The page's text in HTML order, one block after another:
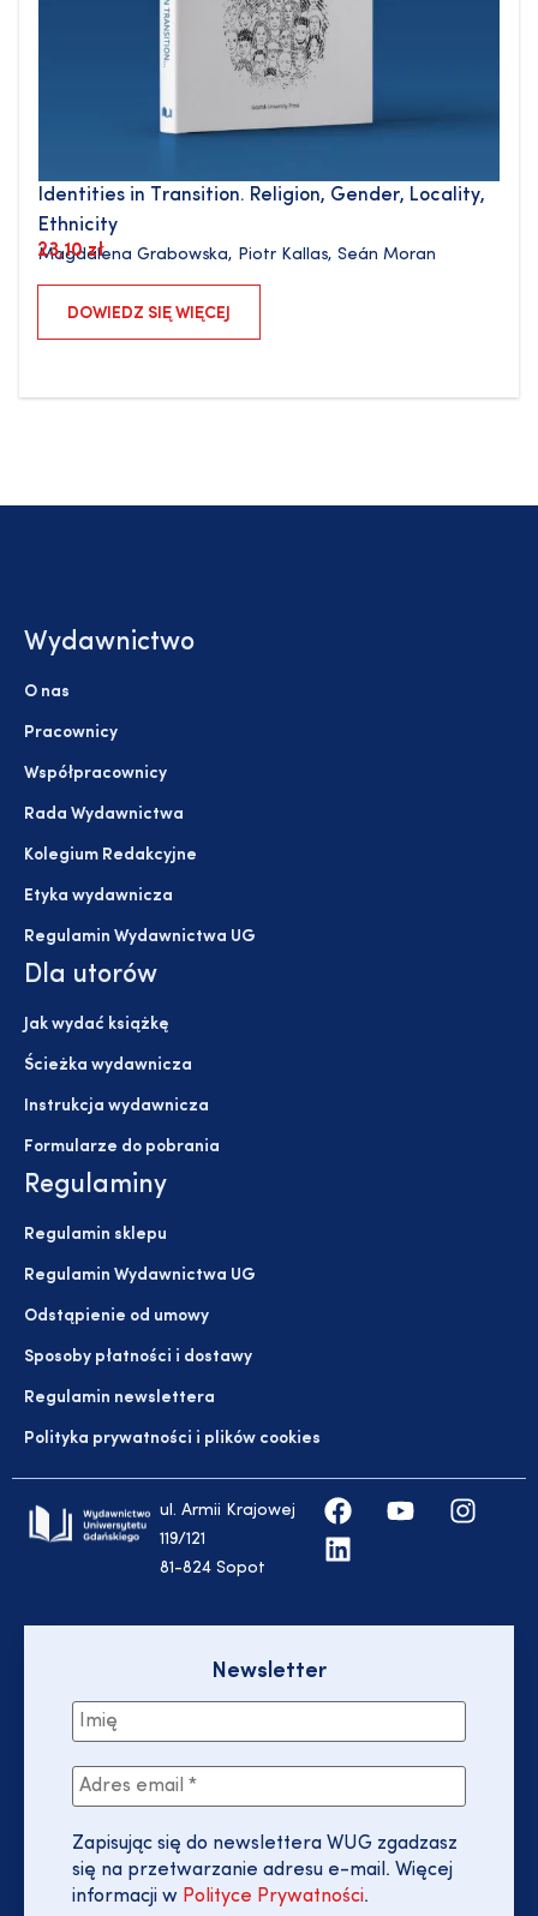
Identities in Transition. Religion, Gender, Locality,
Ethnicity
Magdalena Grabowska, Piotr Kallas, Seán Moran
23,10zł
DOWIEDZ SIĘ WIĘCEJ
Wydawnictwo
O nas
Pracownicy
Współpracownicy
Rada Wydawnictwa
Kolegium Redakcyjne
Etyka wydawnicza
Regulamin Wydawnictwa UG
Dla utorów
Jak wydać książkę
Ścieżka wydawnicza
Instrukcja wydawnicza
Formularze do pobrania
Regulaminy
Regulamin sklepu
Regulamin Wydawnictwa UG
Odstąpienie od umowy
Sposoby płatności i dostawy
Regulamin newslettera
Polityka prywatności i plików cookies
ul. Armii Krajowej
119/121
81-824 Sopot
Newsletter
Zapisując się do newslettera WUG zgadzasz
się na przetwarzanie adresu e-mail. Więcej
informacji w Polityce Prywatności.